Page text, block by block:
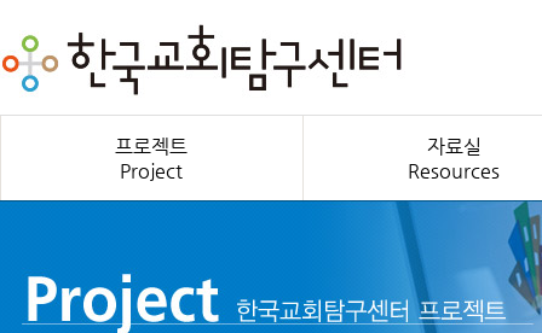
프로젝트
Project
자료실
Resources